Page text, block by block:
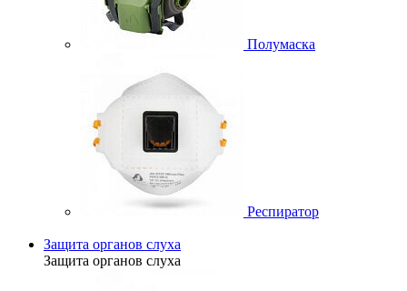
Полумаска
Респиратор
Защита органов слуха
Защита органов слуха